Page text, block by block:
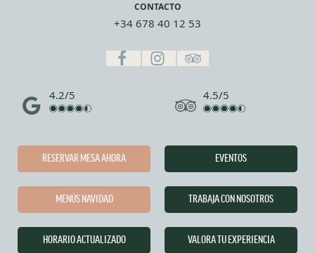
CONTACTO
+34 678 40 12 53
4.2/5 4.5/5
RESERVAR MESA AHORA
MENÚS NAVIDAD
HORARIO ACTUALIZADO
EVENTOS
TRABAJA CON NOSOTROS
VALORA TU EXPERIENCIA